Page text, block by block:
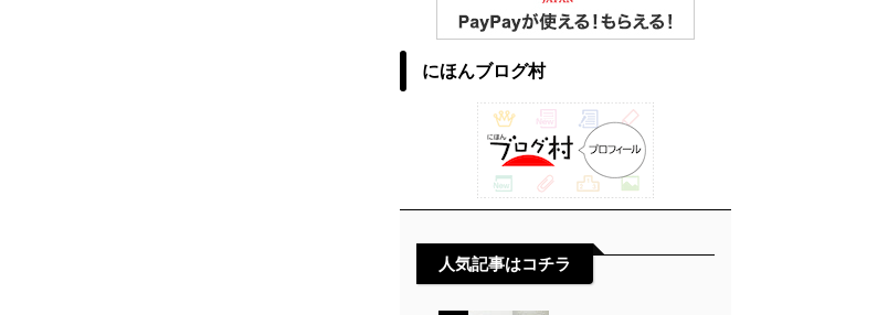
にほんブログ村
人気記事はコチラ